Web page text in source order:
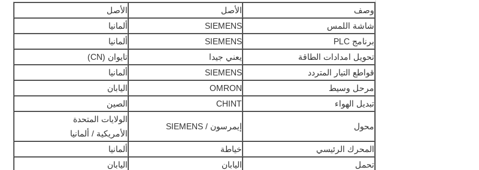
وصف
الأصل
الأصل
شاشة اللمس
SIEMENS
ألمانيا
برنامج PLC
SIEMENS
ألمانيا
تحويل امدادات الطاقة
يعني جيدا
تايوان (CN)
قواطع التيار المتردد
SIEMENS
ألمانيا
مرحل وسيط
OMRON
اليابان
تبديل الهواء
CHINT الصين
محول إيمرسون / SIEMENS
الولايات المتحدة
الأمريكية / ألمانيا
المحرك الرئيسي
خياطة
ألمانيا
تحمل
اليابان
اليابان